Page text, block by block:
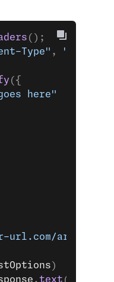
();
Type" ,
({
here"
url.com/archive/
)
.text ())